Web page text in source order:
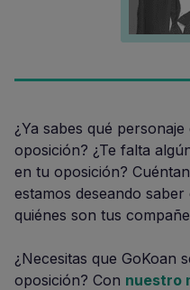
¿Ya sabes qué
oposición? ¿Te falta
en tu oposición?
estamos deseando
quiénes son tus
¿Necesitas que GoKoan
oposición? Con nuestro